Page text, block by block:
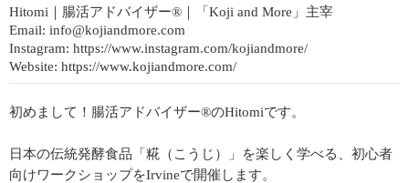
Hitomi｜腸活アドバイザー®｜「Koji and More」主宰
Email: info@kojiandmore.com
Instagram: https://www.instagram.com/kojiandmore/
Website: https://www.kojiandmore.com/
初めまして！腸活アドバイザー®のHitomiです。
日本の伝統発酵食品「糀（こうじ）」を楽しく学べる、初心者
向けワークショップをIrvineで開催します。